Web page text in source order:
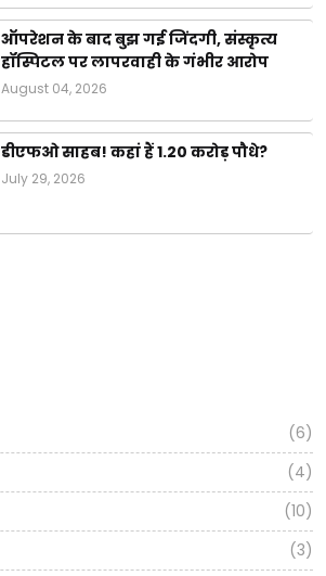
ऑपरेशन के बाद बुझ गई जिंदगी, संस्कृत्य
हॉस्पिटल पर लापरवाही के गंभीर आरोप
August 04, 2026
डीएफओ साहब! कहां हैं 1.20 करोड़ पौधे?
July 29, 2026
(6)
(4)
(10)
(3)